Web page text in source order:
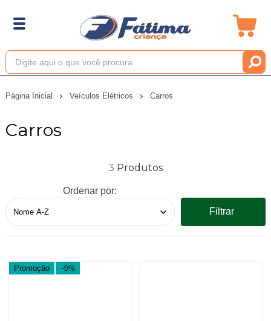
Página Inicial Veículos Elétricos Carros
Carros
3
Ordenar por:
Filtrar
Promoção -9%